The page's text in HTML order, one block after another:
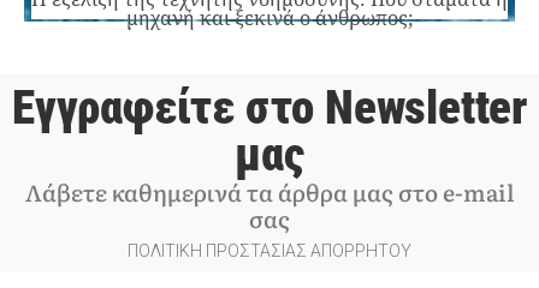
μηχανή και ξεκινά ο άνθρωπος;
Εγγραφείτε στο Newsletter
μας
Λάβετε καθημερινά τα άρθρα μας στο e-mail
σας
ΠΟΛΙΤΙΚΗ ΠΡΟΣΤΑΣΙΑΣ ΑΠΟΡΡΗΤΟΥ